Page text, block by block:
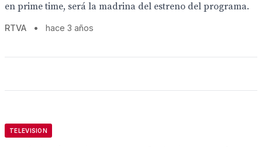
en prime time, será la madrina del estreno del programa.
RTVA • hace 3 años
TELEVISION